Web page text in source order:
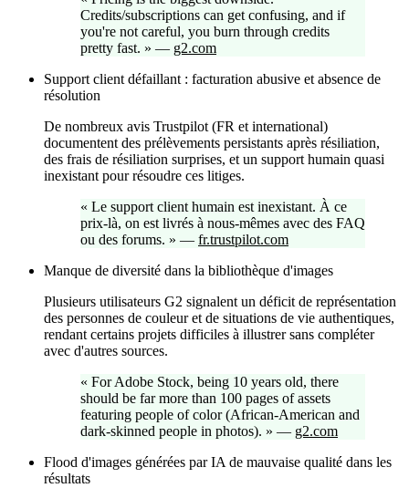
Credits/subscriptions can get confusing, and if
you're not careful, you burn through credits
pretty fast. » — g2.com
Support client défaillant : facturation abusive et absence de
résolution
De nombreux avis Trustpilot (FR et international)
documentent des prélèvements persistants après résiliation,
des frais de résiliation surprises, et un support humain quasi
inexistant pour résoudre ces litiges.
« Le support client humain est inexistant. À ce
prix-là, on est livrés à nous-mêmes avec des FAQ
ou des forums. » — fr.trustpilot.com
Manque de diversité dans la bibliothèque d'images
Plusieurs utilisateurs G2 signalent un déficit de représentation
des personnes de couleur et de situations de vie authentiques,
rendant certains projets difficiles à illustrer sans compléter
avec d'autres sources.
« For Adobe Stock, being 10 years old, there
should be far more than 100 pages of assets
featuring people of color (African-American and
dark-skinned people in photos). » — g2.com
Flood d'images générées par IA de mauvaise qualité dans les
résultats